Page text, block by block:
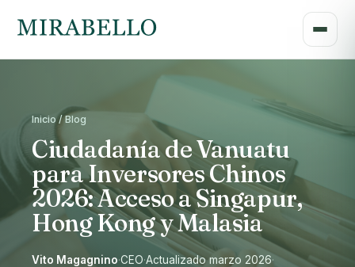
Inicio / Blog
Ciudadanía de Vanuatu
para Inversores Chinos
2026: Acceso a Singapur,
Hong Kong y Malasia
Vito Magagnino·CEO·Actualizado marzo 2026·